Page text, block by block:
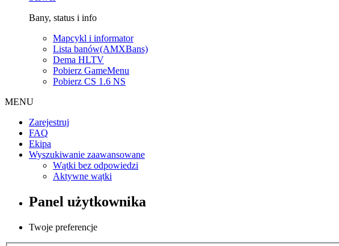
Bany, status i info
Mapcykl i informator
Lista banów(AMXBans)
Dema HLTV
Pobierz GameMenu
Pobierz CS 1.6 NS
MENU
Zarejestruj
FAQ
Ekipa
Wyszukiwanie zaawansowane
Wątki bez odpowiedzi
Aktywne wątki
Panel użytkownika
Twoje preferencje